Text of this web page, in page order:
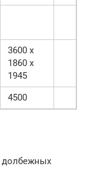
3600 х
1860 х
1945
4500
долбежных